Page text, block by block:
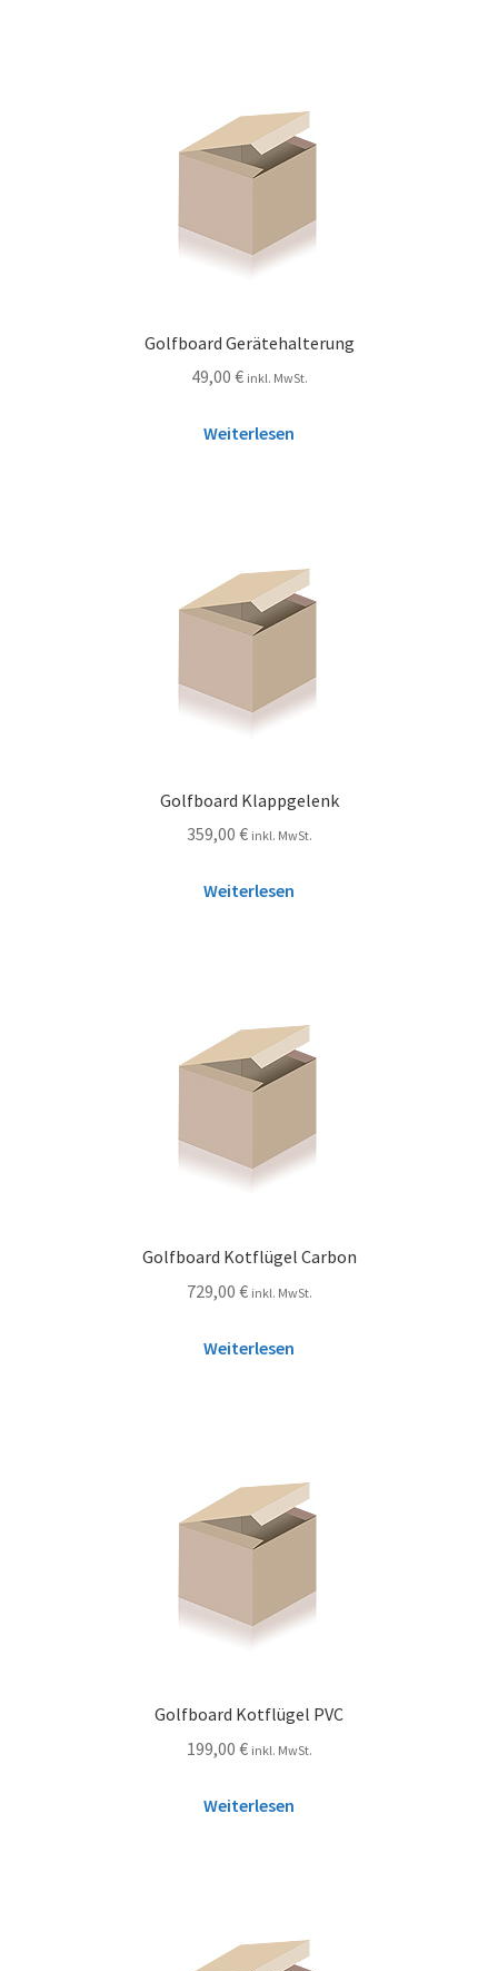
Golfboard Gerätehalterung
49,00 € inkl. MwSt.
Weiterlesen
Golfboard Klappgelenk
359,00 € inkl. MwSt.
Weiterlesen
Golfboard Kotflügel Carbon
729,00 € inkl. MwSt.
Weiterlesen
Golfboard Kotflügel PVC
199,00 € inkl. MwSt.
Weiterlesen